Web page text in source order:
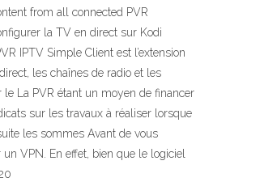
from all connected PVR
la TV en direct sur Kodi
IPTV Simple Client est l’extension
les chaînes de radio et les
le La PVR étant un moyen de financer
sur les travaux à réaliser lorsque
les sommes Avant de vous
VPN. En effet, bien que le logiciel